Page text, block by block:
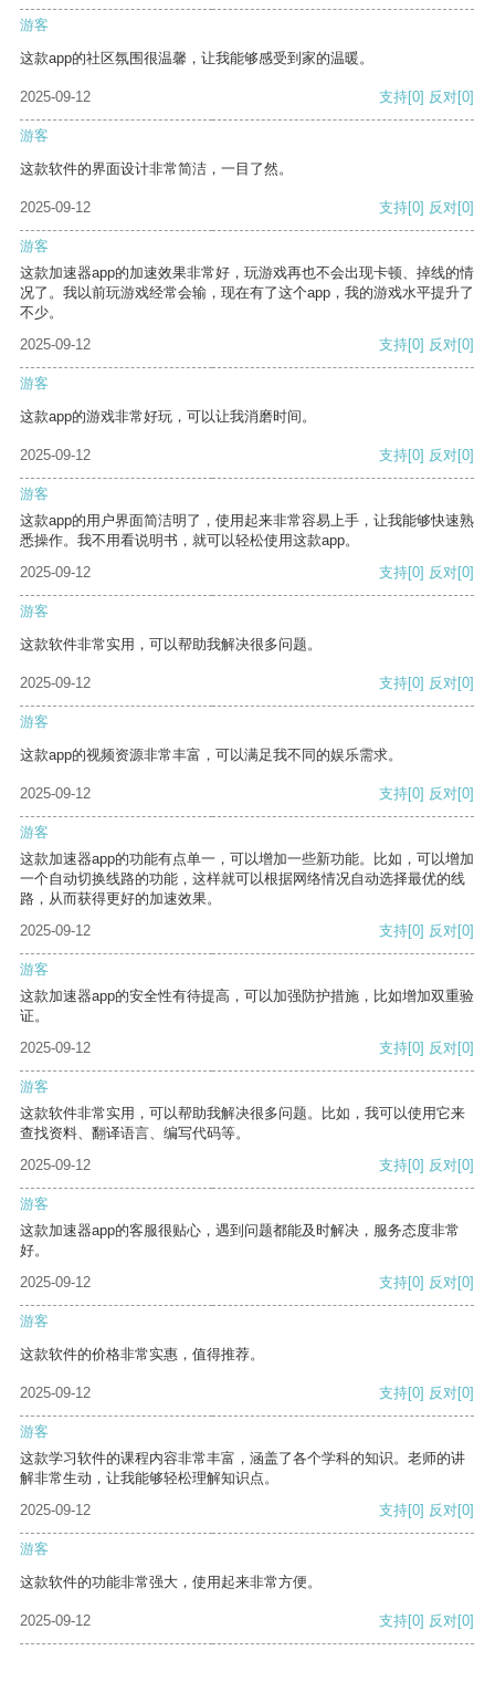
游客
这款app的社区氛围很温馨，让我能够感受到家的温暖。
2025-09-12 支持[0] 反对[0]
游客
这款软件的界面设计非常简洁，一目了然。
2025-09-12 支持[0] 反对[0]
游客
这款加速器app的加速效果非常好，玩游戏再也不会出现卡顿、掉线的情
况了。我以前玩游戏经常会输，现在有了这个app，我的游戏水平提升了
不少。
2025-09-12
支持[0] 反对[0]
游客
这款app的游戏非常好玩，可以让我消磨时间。
2025-09-12 支持[0] 反对[0]
游客
这款app的用户界面简洁明了，使用起来非常容易上手，让我能够快速熟
悉操作。我不用看说明书，就可以轻松使用这款app。
2025-09-12
支持[0] 反对[0]
游客
这款软件非常实用，可以帮助我解决很多问题。
2025-09-12 支持[0] 反对[0]
游客
这款app的视频资源非常丰富，可以满足我不同的娱乐需求。
2025-09-12 支持[0] 反对[0]
游客
这款加速器app的功能有点单一，可以增加一些新功能。比如，可以增加
一个自动切换线路的功能，这样就可以根据网络情况自动选择最优的线
路，从而获得更好的加速效果。
2025-09-12
支持[0] 反对[0]
游客
这款加速器app的安全性有待提高，可以加强防护措施，比如增加双重验
证。
2025-09-12
支持[0] 反对[0]
游客
这款软件非常实用，可以帮助我解决很多问题。比如，我可以使用它来
查找资料、翻译语言、编写代码等。
2025-09-12
支持[0] 反对[0]
游客
这款加速器app的客服很贴心，遇到问题都能及时解决，服务态度非常
好。
2025-09-12
支持[0] 反对[0]
游客
这款软件的价格非常实惠，值得推荐。
2025-09-12 支持[0] 反对[0]
游客
这款学习软件的课程内容非常丰富，涵盖了各个学科的知识。老师的讲
解非常生动，让我能够轻松理解知识点。
2025-09-12
支持[0] 反对[0]
游客
这款软件的功能非常强大，使用起来非常方便。
2025-09-12 支持[0] 反对[0]